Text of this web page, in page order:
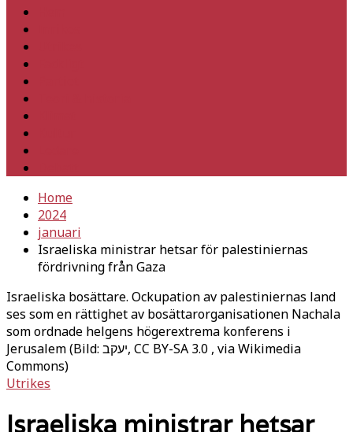
Home
2024
januari
Israeliska ministrar hetsar för palestiniernas
fördrivning från Gaza
Israeliska bosättare. Ockupation av palestiniernas land
ses som en rättighet av bosättarorganisationen Nachala
som ordnade helgens högerextrema konferens i
Jerusalem (Bild: יעקב, CC BY-SA 3.0 , via Wikimedia
Commons)
Utrikes
Israeliska ministrar hetsar